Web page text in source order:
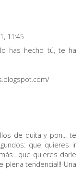
11:45
has hecho tú, te ha
de quita y pon... te
que quieres ir
que quieres darle
plena tendencia!!! Una